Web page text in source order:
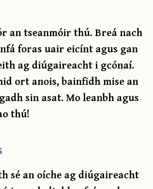
an tseanmóir thú. Breá nach
foras uair eicínt agus gan
ag diúgaireacht i gcónaí.
ort anois, bainfidh mise an
sin asat. Mo leanbh agus
thú!
sé an oíche ag diúgaireacht